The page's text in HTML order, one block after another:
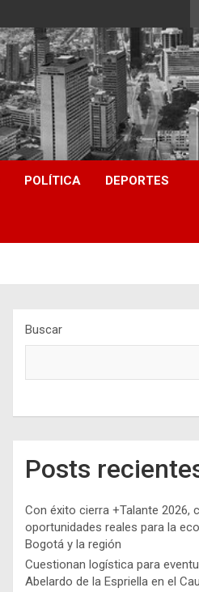
POLÍTICA DEPORTES
Buscar
Posts
Con éxito cierra +Talante 2026,
oportunidades reales para la
Bogotá y la región
Cuestionan logística para
Abelardo de la Espriella en el